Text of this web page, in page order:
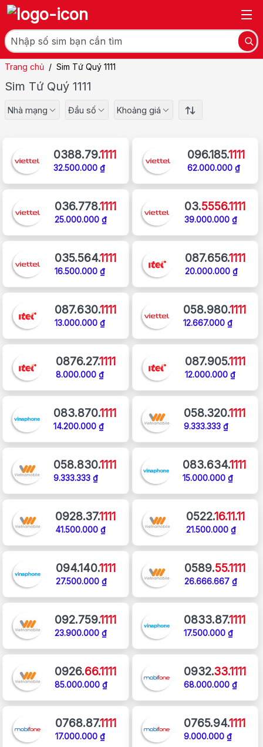
Trang chủ / Sim Tứ Quý 1111
Sim Tứ Quý 1111
Nhà mạng Đầu số Khoảng giá
0388.79.1111
32.500.000 ₫
096.185.1111
62.000.000 ₫
036.778.1111
25.000.000 ₫
03.5556.1111
39.000.000 ₫
035.564.1111
16.500.000 ₫
087.656.1111
20.000.000 ₫
087.630.1111
13.000.000 ₫
058.980.1111
12.667.000 ₫
0876.27.1111
8.000.000 ₫
087.905.1111
12.000.000 ₫
083.870.1111
14.200.000 ₫
058.320.1111
9.333.333 ₫
058.830.1111
9.333.333 ₫
083.634.1111
15.000.000 ₫
0928.37.1111
41.500.000 ₫
0522.16.11.11
21.500.000 ₫
094.140.1111
27.500.000 ₫
0589.55.1111
26.666.667 ₫
092.759.1111
23.900.000 ₫
0833.87.1111
17.500.000 ₫
0926.66.1111
85.000.000 ₫
0932.33.1111
68.000.000 ₫
0768.87.1111
17.000.000 ₫
0765.94.1111
9.000.000 ₫